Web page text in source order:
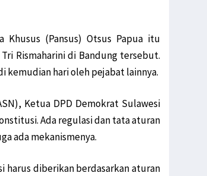
Khusus (Pansus) Otsus Papua itu
Rismaharini di Bandung tersebut.
hari oleh pejabat lainnya.
Ketua DPD Demokrat Sulawesi
Ada regulasi dan tata aturan
ada mekanismenya.
harus diberikan berdasarkan aturan